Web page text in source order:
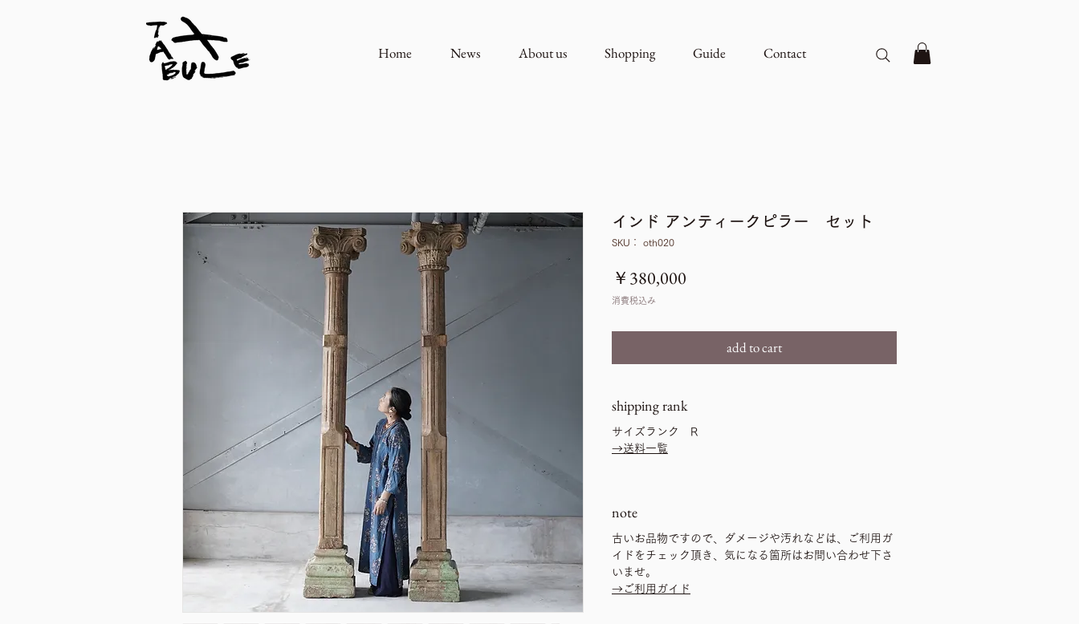
Home News About us Shopping Guide Contact
インド アンティークピラー セット
SKU： oth020
￥380,000
消費税込み
add to cart
shipping rank
サイズランク R
→送料一覧
note
古いお品物ですので、ダメージや汚れなどは、ご利用ガ
イドをチェック頂き、気になる箇所はお問い合わせ下さ
いませ。
→ご利用ガイド